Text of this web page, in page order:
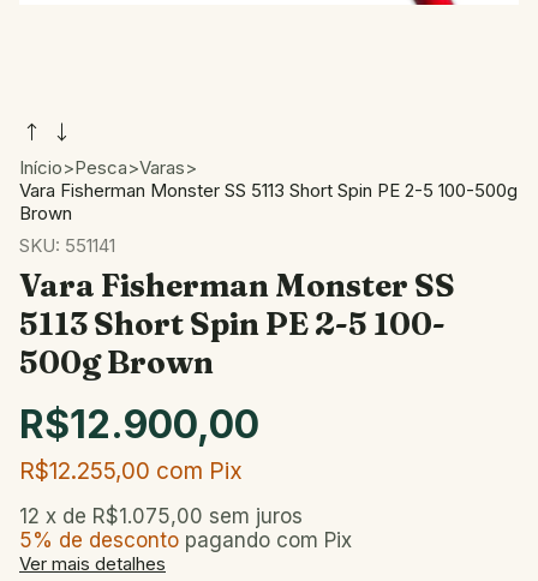
Início>Pesca>Varas>
Vara Fisherman Monster SS 5113 Short Spin PE 2-5 100-500g
Brown
SKU: 551141
Vara Fisherman Monster SS
5113 Short Spin PE 2-5 100-
500g Brown
R$12.900,00
R$12.255,00 com Pix
12 x de R$1.075,00 sem juros
5% de desconto pagando com Pix
Ver mais detalhes